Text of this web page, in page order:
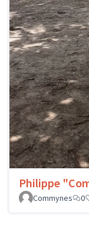
Philippe
Commynes
0